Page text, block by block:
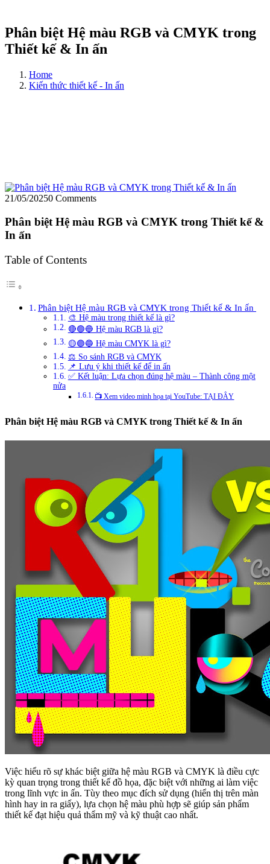
Phân biệt Hệ màu RGB và CMYK trong
Thiết kế & In ấn
Home
Kiến thức thiết kế - In ấn
21/05/20250 Comments
Phân biệt Hệ màu RGB và CMYK trong Thiết kế &
In ấn
Table of Contents
Phân biệt Hệ màu RGB và CMYK trong Thiết kế & In ấn
🎨 Hệ màu trong thiết kế là gì?
🔴🟢🔵 Hệ màu RGB là gì?
🟡🟣🔵 Hệ màu CMYK là gì?
⚖️ So sánh RGB và CMYK
📌 Lưu ý khi thiết kế để in ấn
✅ Kết luận: Lựa chọn đúng hệ màu – Thành công một
nửa
📺 Xem video minh họa tại YouTube: TẠI ĐÂY
Phân biệt Hệ màu RGB và CMYK trong Thiết kế & In ấn
Việc hiểu rõ sự khác biệt giữa hệ màu RGB và CMYK là điều cực
kỳ quan trọng trong thiết kế đồ họa, đặc biệt với những ai làm việc
trong lĩnh vực in ấn. Tùy theo mục đích sử dụng (hiển thị trên màn
hình hay in ra giấy), lựa chọn hệ màu phù hợp sẽ giúp sản phẩm
thiết kế đạt hiệu quả thẩm mỹ và kỹ thuật cao nhất.